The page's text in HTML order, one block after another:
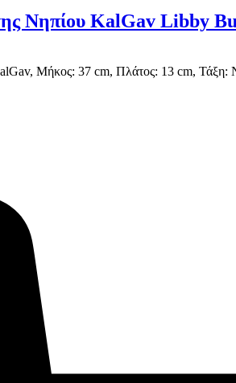
Νηπίου KalGav Libby
Μήκος: 37 cm, Πλάτος: 13 cm, Τάξη: